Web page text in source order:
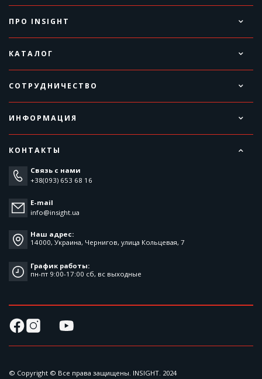
ПРО INSIGHT
КАТАЛОГ
СОТРУДНИЧЕСТВО
ИНФОРМАЦИЯ
КОНТАКТЫ
Связь с нами
+38(093) 653 68 16
E-mail
info@insight.ua
Наш адрес:
14000, Украина, Чернигов, улица Кольцевая, 7
График работы:
пн-пт 9:00-17:00 cб, вс выходные
© Copyright © Все права защищены. INSIGHT. 2024